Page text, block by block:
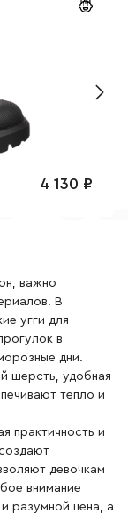
4 130 ₽
важно
В
угги для
в
дни.
шерсть, удобная
тепло и
практичность и
девочкам
внимание
разумной цена, а